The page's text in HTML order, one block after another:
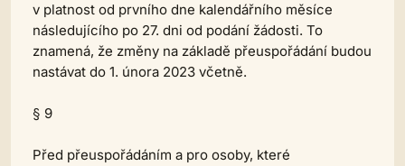
v platnost od prvního dne kalendářního měsíce
následujícího po 27. dni od podání žádosti. To
znamená, že změny na základě přeuspořádání budou
nastávat do 1. února 2023 včetně.
§ 9
Před přeuspořádáním a pro osoby, které